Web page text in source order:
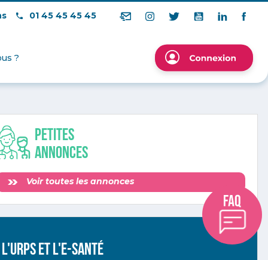
01 45 45 45 45
?
Petites
annonces
Voir toutes les annonces
L'URPS ET L'E-SANTÉ